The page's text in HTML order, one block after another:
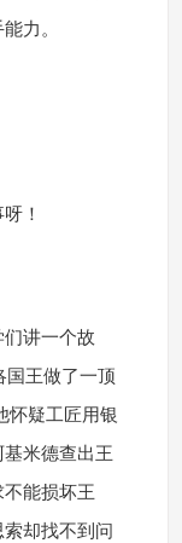
力。
！
讲一个故
国王做了一顶
怀疑工匠用银
米德查出王
能损坏王
却找不到问